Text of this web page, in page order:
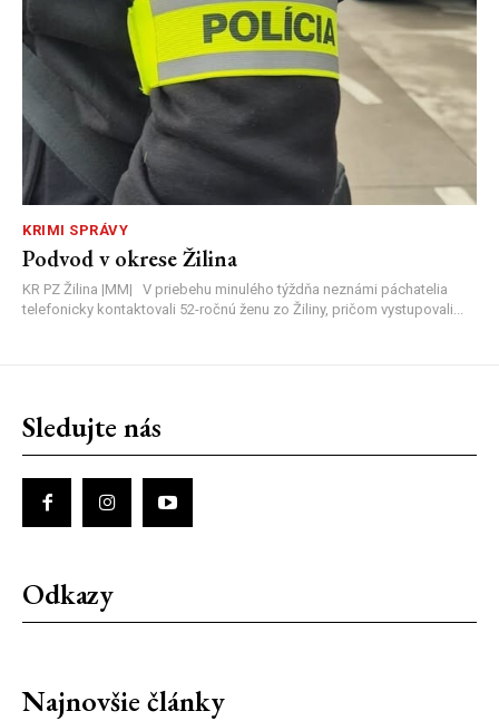
KRIMI SPRÁVY
Podvod v okrese Žilina
KR PZ Žilina |MM| V priebehu minulého týždňa neznámi páchatelia
telefonicky kontaktovali 52-ročnú ženu zo Žiliny, pričom vystupovali...
Sledujte nás
Odkazy
Najnovšie články